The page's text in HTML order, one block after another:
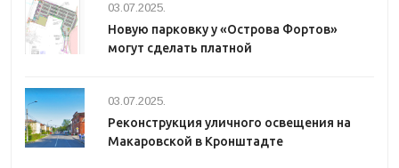
03.07.2025.
Новую парковку у «Острова Фортов»
могут сделать платной
03.07.2025.
Реконструкция уличного освещения на
Макаровской в Кронштадте